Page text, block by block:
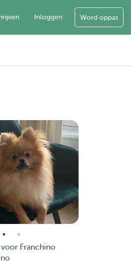
Inloggen Word oppas
voor Franchino